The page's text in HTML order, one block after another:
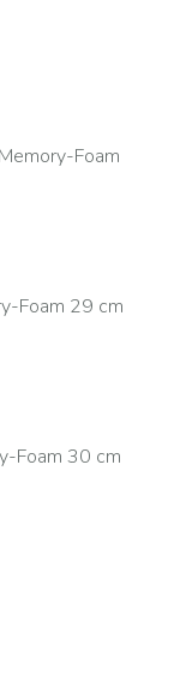
Foam
Foam 29 cm
Foam 30 cm